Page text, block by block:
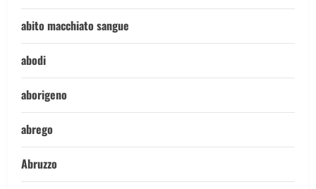
abito macchiato sangue
abodi
aborigeno
abrego
Abruzzo